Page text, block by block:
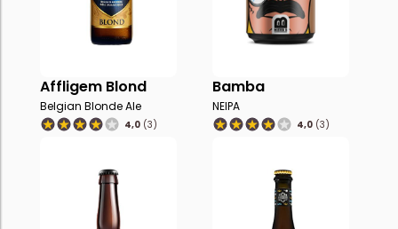
Affligem Blond
Belgian Blonde Ale
4,0 (3)
Bamba
NEIPA
4,0 (3)